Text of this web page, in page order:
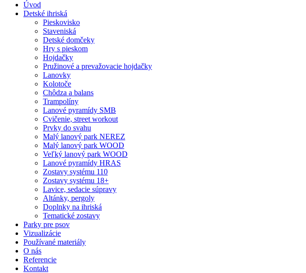
Úvod
Detské ihriská
Pieskovisko
Staveniská
Detské domčeky
Hry s pieskom
Hojdačky
Pružinové a prevažovacie hojdačky
Lanovky
Kolotoče
Chôdza a balans
Trampolíny
Lanové pyramídy SMB
Cvičenie, street workout
Prvky do svahu
Malý lanový park NEREZ
Malý lanový park WOOD
Veľký lanový park WOOD
Lanové pyramídy HRAS
Zostavy systému 110
Zostavy systému 18+
Lavice, sedacie súpravy
Altánky, pergoly
Doplnky na ihriská
Tematické zostavy
Parky pre psov
Vizualizácie
Používané materiály
O nás
Referencie
Kontakt